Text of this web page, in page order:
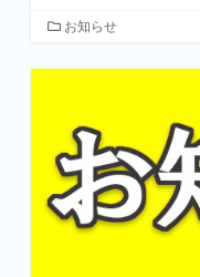
カ
ゴ
お知らせ